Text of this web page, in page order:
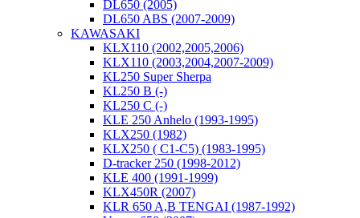
DL650 (2005)
DL650 ABS (2007-2009)
KAWASAKI
KLX110 (2002,2005,2006)
KLX110 (2003,2004,2007-2009)
KL250 Super Sherpa
KL250 B (-)
KL250 C (-)
KLE 250 Anhelo (1993-1995)
KLX250 (1982)
KLX250 ( C1-C5) (1983-1995)
D-tracker 250 (1998-2012)
KLE 400 (1991-1999)
KLX450R (2007)
KLR 650 A,B TENGAI (1987-1992)